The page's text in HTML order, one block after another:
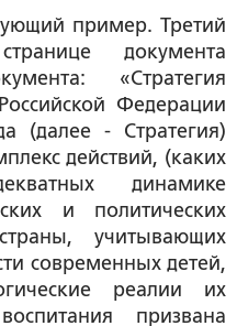
пример. Третий
документа
«Стратегия
Федерации
(далее - Стратегия)
действий, (каких
динамике
и политических
учитывающих
современных детей,
реалии их
призвана